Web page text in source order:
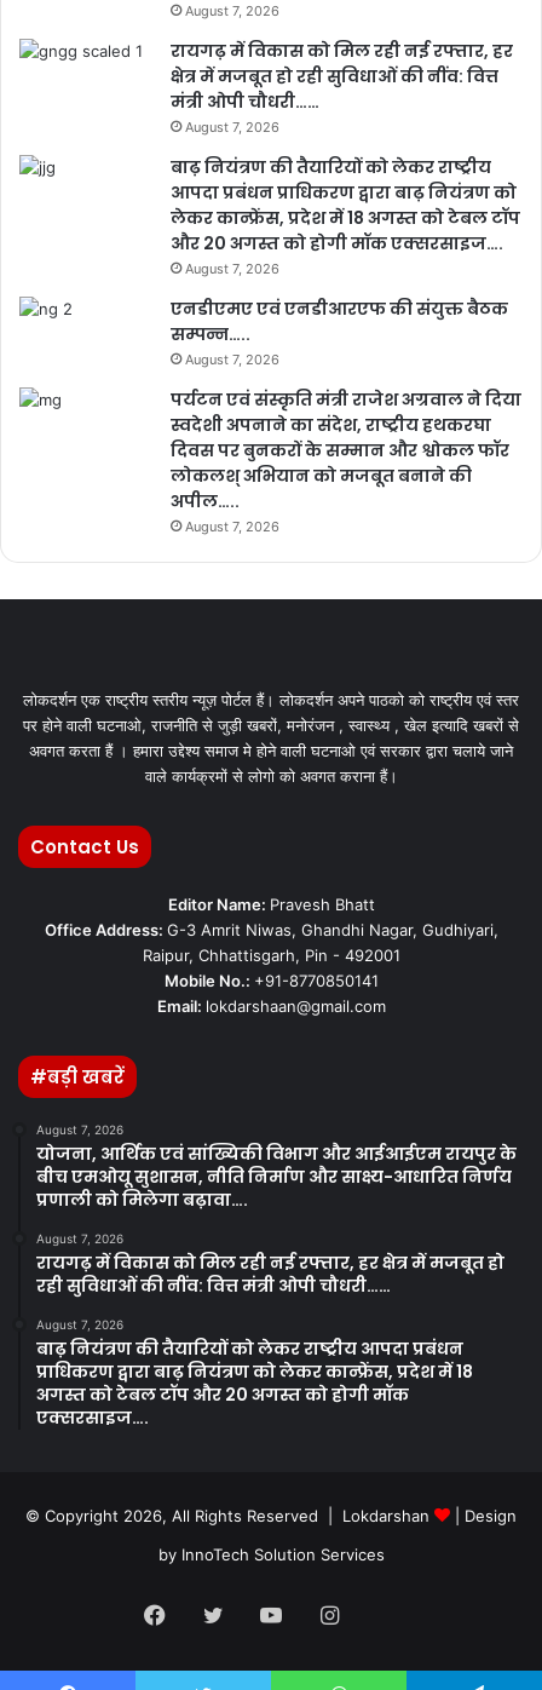
August 7, 2026
रायगढ़ में विकास को मिल रही नई रफ्तार, हर
क्षेत्र में मजबूत हो रही सुविधाओं की नींव: वित्त
मंत्री ओपी चौधरी……
August 7, 2026
बाढ़ नियंत्रण की तैयारियों को लेकर राष्ट्रीय
आपदा प्रबंधन प्राधिकरण द्वारा बाढ़ नियंत्रण को
लेकर कान्फ्रेंस, प्रदेश में 18 अगस्त को टेबल टॉप
और 20 अगस्त को होगी मॉक एक्सरसाइज….
August 7, 2026
एनडीएमए एवं एनडीआरएफ की संयुक्त बैठक
सम्पन्न…..
August 7, 2026
पर्यटन एवं संस्कृति मंत्री राजेश अग्रवाल ने दिया
स्वदेशी अपनाने का संदेश, राष्ट्रीय हथकरघा
दिवस पर बुनकरों के सम्मान और श्वोकल फॉर
लोकलश् अभियान को मजबूत बनाने की
अपील…..
August 7, 2026
लोकदर्शन एक राष्ट्रीय स्तरीय न्यूज़ पोर्टल हैं। लोकदर्शन अपने पाठको को राष्ट्रीय एवं स्तर
पर होने वाली घटनाओ, राजनीति से जुड़ी खबरों, मनोरंजन , स्वास्थ्य , खेल इत्यादि खबरों से
अवगत करता हैं । हमारा उद्देश्य समाज मे होने वाली घटनाओ एवं सरकार द्वारा चलाये जाने
वाले कार्यक्रमों से लोगो को अवगत कराना हैं।
Contact Us
Editor Name: Pravesh Bhatt
Office Address: G-3 Amrit Niwas, Ghandhi Nagar, Gudhiyari,
Raipur, Chhattisgarh, Pin - 492001
Mobile No.: +91-8770850141
Email: lokdarshaan@gmail.com
#बड़ी खबरें
August 7, 2026
योजना, आर्थिक एवं सांख्यिकी विभाग और आईआईएम रायपुर के
बीच एमओयू सुशासन, नीति निर्माण और साक्ष्य-आधारित निर्णय
प्रणाली को मिलेगा बढ़ावा….
August 7, 2026
रायगढ़ में विकास को मिल रही नई रफ्तार, हर क्षेत्र में मजबूत हो
रही सुविधाओं की नींव: वित्त मंत्री ओपी चौधरी……
August 7, 2026
बाढ़ नियंत्रण की तैयारियों को लेकर राष्ट्रीय आपदा प्रबंधन
प्राधिकरण द्वारा बाढ़ नियंत्रण को लेकर कान्फ्रेंस, प्रदेश में 18
अगस्त को टेबल टॉप और 20 अगस्त को होगी मॉक
एक्सरसाइज….
© Copyright 2026, All Rights Reserved | Lokdarshan
| Design
by InnoTech Solution Services
Facebook
Twitter YouTubeInstagram